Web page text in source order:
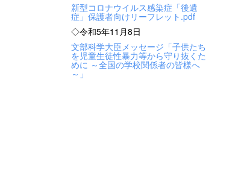
新型コロナウイルス感染症「後遺
症」保護者向けリーフレット.pdf
◇令和5年11月8日
文部科学大臣メッセージ「子供たち
を児童生徒性暴力等から守り抜くた
めに ～全国の学校関係者の皆様へ
～」